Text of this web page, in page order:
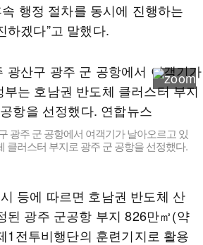
행정 절차를 동시에 진행하는
하겠다”고 말했다.
광주 군 공항에서 여객기가 날아오르고 있
클러스터 부지로 광주 군 공항을 선정했다.
등에 따르면 호남권 반도체 산
된 광주 군공항 부지 826만㎡(약
1전투비행단의 훈련기지로 활용